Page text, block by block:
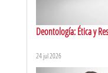
Deontología: Ética y
24 jul 2026